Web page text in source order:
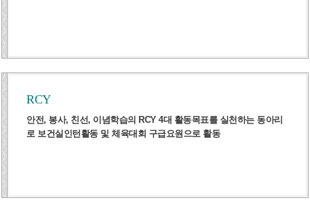
RCY
안전, 봉사, 친선, 이념학습의 RCY 4대 활동목표를 실천하는 동아리
로 보건실인턴활동 및 체육대회 구급요원으로 활동